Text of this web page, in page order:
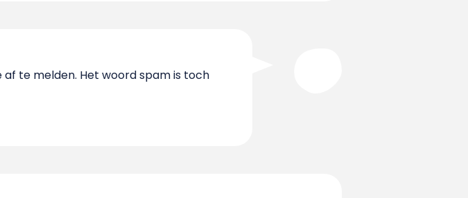
af te melden. Het woord spam is toch